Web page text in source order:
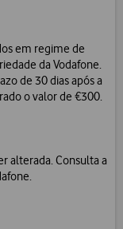
em regime de
da Vodafone.
de 30 dias após a
o valor de €300.
alterada. Consulta a